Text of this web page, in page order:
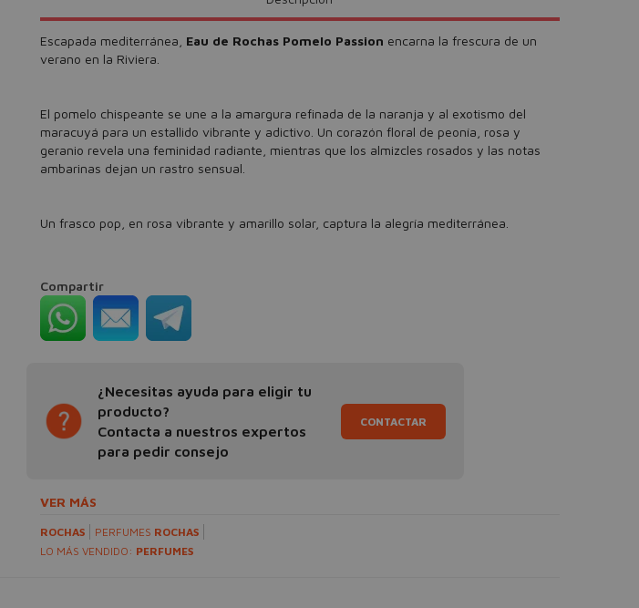
Escapada mediterránea, Eau de Rochas Pomelo Passion encarna la frescura de un
verano en la Riviera.
El pomelo chispeante se une a la amargura refinada de la naranja y al exotismo del
maracuyá para un estallido vibrante y adictivo. Un corazón floral de peonía, rosa y
geranio revela una feminidad radiante, mientras que los almizcles rosados y las notas
ambarinas dejan un rastro sensual.
Un frasco pop, en rosa vibrante y amarillo solar, captura la alegría mediterránea.
Compartir
¿Necesitas ayuda para eligir tu
producto?
Contacta a nuestros expertos
para pedir consejo
CONTACTAR
VER MÁS
ROCHAS PERFUMES ROCHAS
LO MÁS VENDIDO: PERFUMES